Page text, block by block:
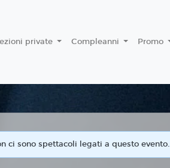
private Compleanni Promo
ci sono spettacoli legati a questo evento.